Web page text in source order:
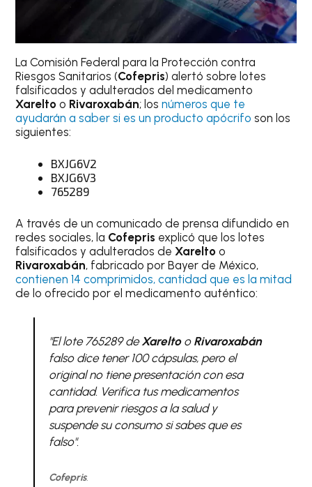
La Comisión Federal para la Protección contra
Riesgos Sanitarios (Cofepris) alertó sobre lotes
falsificados y adulterados del medicamento
Xarelto o Rivaroxabán; losnúmeros que te
ayudarán a saber si es un producto apócrifo son los
siguientes:
BXJG6V2
BXJG6V3
765289
A través de un comunicado de prensa difundido en
redes sociales, la Cofepris explicó que los lotes
falsificados y adulterados deXarelto o
Rivaroxabán, fabricado por Bayer de México,
contienen 14 comprimidos, cantidad que es la mitad
de lo ofrecido por el medicamento auténtico:
"El lote 765289 deXareltoo Rivaroxabán
falso dice tener 100 cápsulas, pero el
original no tiene presentación con esa
cantidad. Verifica tus medicamentos
para prevenir riesgos a la salud y
suspende su consumo si sabes que es
falso".
Cofepris.